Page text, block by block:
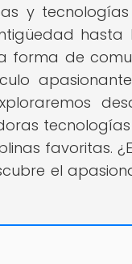
y
hasta
de
favoritas.
el